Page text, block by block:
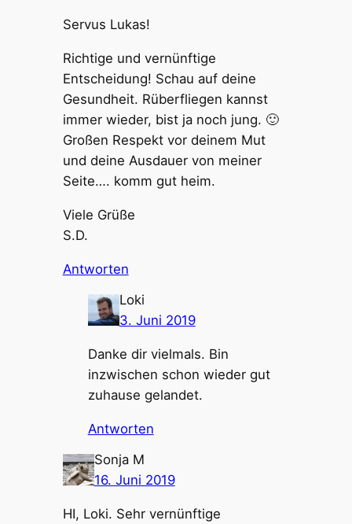
Servus Lukas!
Richtige und vernünftige
Entscheidung! Schau auf deine
Gesundheit. Rüberfliegen kannst
immer wieder, bist ja noch jung. 🙂
Großen Respekt vor deinem Mut
und deine Ausdauer von meiner
Seite…. komm gut heim.
Viele Grüße
S.D.
Antworten
Loki
3. Juni 2019
Danke dir vielmals. Bin
inzwischen schon wieder gut
zuhause gelandet.
Antworten
Sonja M
16. Juni 2019
HI, Loki. Sehr vernünftige